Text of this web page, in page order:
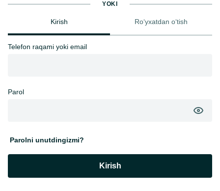
YOKI
Kirish Ro‘yxatdan o‘tish
Telefon raqami yoki email
Parol
Parolni unutdingizmi?
Kirish